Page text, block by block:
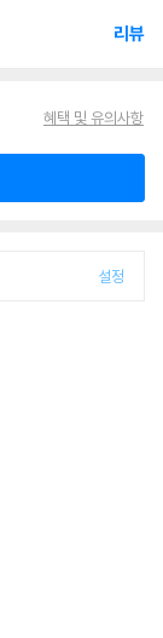
리뷰
혜택 및 유의사항
설정